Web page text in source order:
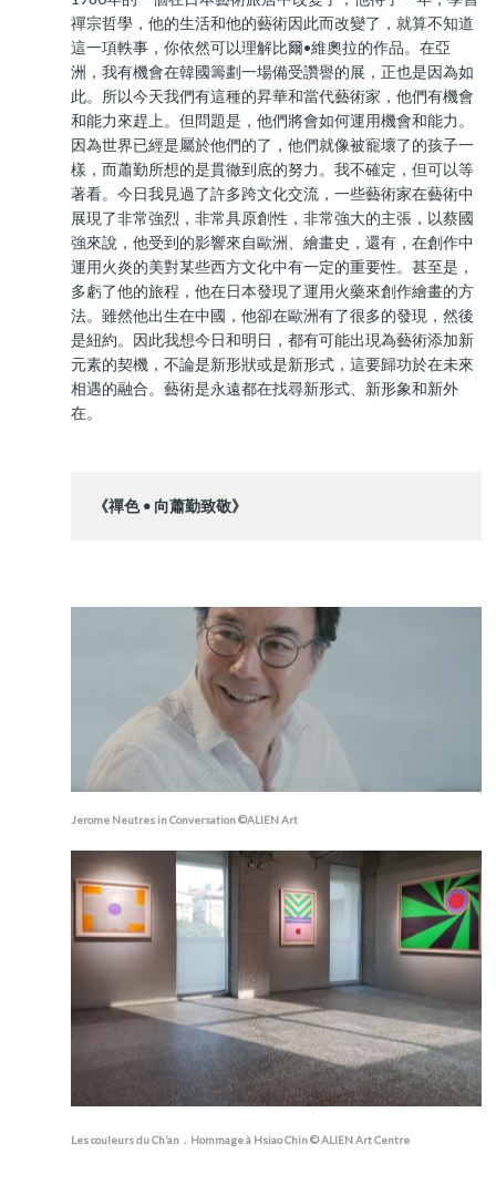
禪宗哲學，他的生活和他的藝術因此而改變了，就算不知道
這一項軼事，你依然可以理解比爾•維奧拉的作品。在亞
洲，我有機會在韓國籌劃一場備受讚譽的展，正也是因為如
此。所以今天我們有這種的昇華和當代藝術家，他們有機會
和能力來趕上。但問題是，他們將會如何運用機會和能力。
因為世界已經是屬於他們的了，他們就像被寵壞了的孩子一
樣，而蕭勤所想的是貫徹到底的努力。我不確定，但可以等
著看。今日我見過了許多跨文化交流，一些藝術家在藝術中
展現了非常強烈，非常具原創性，非常強大的主張，以蔡國
強來說，他受到的影響來自歐洲、繪畫史，還有，在創作中
運用火炎的美對某些西方文化中有一定的重要性。甚至是，
多虧了他的旅程，他在日本發現了運用火藥來創作繪畫的方
法。雖然他出生在中國，他卻在歐洲有了很多的發現，然後
是紐約。因此我想今日和明日，都有可能出現為藝術添加新
元素的契機，不論是新形狀或是新形式，這要歸功於在未來
相遇的融合。藝術是永遠都在找尋新形式、新形象和新外
在。
《禪色 • 向蕭勤致敬》
Jerome Neutres in Conversation ©ALIEN Art
Les couleurs du Ch’an．Hommage à Hsiao Chin © ALIEN Art Centre